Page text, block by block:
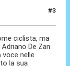
#3
ciclista, ma
De Zan.
voce nelle
la sua